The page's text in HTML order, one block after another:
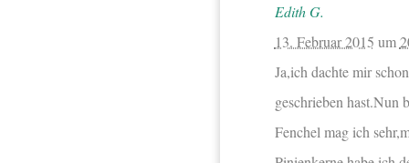
Edith G.
13. Februar 2015 um
Ja,ich dachte mir
geschrieben hast.Nun
Fenchel mag ich